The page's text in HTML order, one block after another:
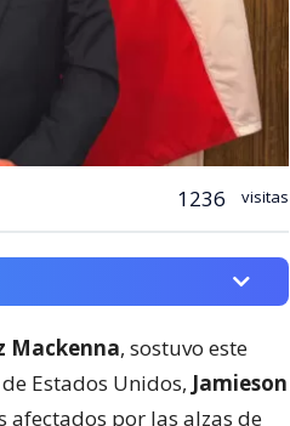
1236 visitas
Mackenna, sostuvo este
Estados Unidos, Jamieson
por las alzas de